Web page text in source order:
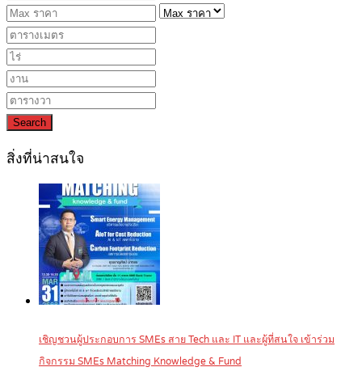
Search
สิ่งที่น่าสนใจ
เชิญชวนผู้ประกอบการ SMEs สาย Tech และ IT และผู้ที่สนใจ เข้าร่วม
กิจกรรม SMEs Matching Knowledge & Fund